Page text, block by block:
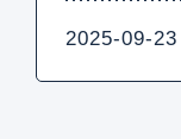
2025-09-